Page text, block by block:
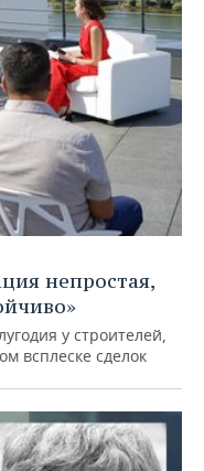
непростая,
у строителей,
всплеске сделок